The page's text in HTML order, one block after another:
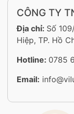
CÔNG TY
Địa chỉ: Số
Hiệp, TP. Hồ
Hotline: 0785
Email: